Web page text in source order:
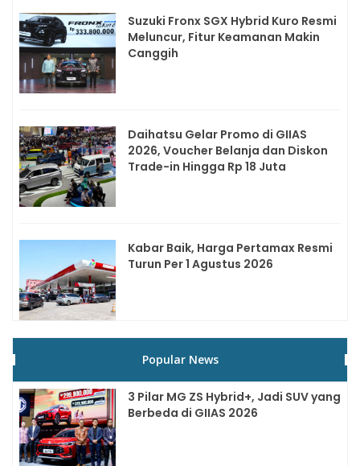
Suzuki Fronx SGX Hybrid Kuro Resmi
Meluncur, Fitur Keamanan Makin
Canggih
Daihatsu Gelar Promo di GIIAS
2026, Voucher Belanja dan Diskon
Trade-in Hingga Rp 18 Juta
Kabar Baik, Harga Pertamax Resmi
Turun Per 1 Agustus 2026
Popular News
3 Pilar MG ZS Hybrid+, Jadi SUV yang
Berbeda di GIIAS 2026